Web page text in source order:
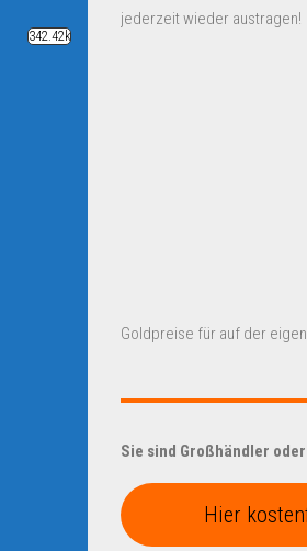
jederzeit wieder austragen!
Goldpreise für auf der
Sie sind Großhändler
Hier
342.42k